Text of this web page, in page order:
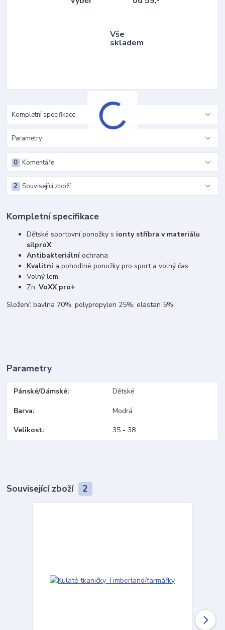
Vše
skladem
Kompletní specifikace
Parametry
Komentáře
0
Související zboží
2
Kompletní specifikace
Dětské sportovní ponožky s ionty stříbra v materiálu
silproX
Antibakteriálníochrana
Kvalitnía pohodlné ponožky pro sport a volný čas
Volný lem
Zn.VoXX pro+
Složení: bavlna 70%, polypropylen 25%, elastan 5%
Parametry
Pánské/Dámské Dětské
Barva Modrá
Velikost 35 - 38
Související zboží 2